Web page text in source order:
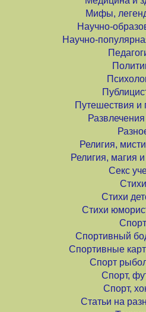
Мифы,
Научно-
Научно-
Путешествия и
Развлечения
Религия,
Религия, магия и
Секс
Стихи
Стихи
Стихи
Спорт
Спортивный
Спортивные
Спорт
Спорт,
Спорт,
Статьи на